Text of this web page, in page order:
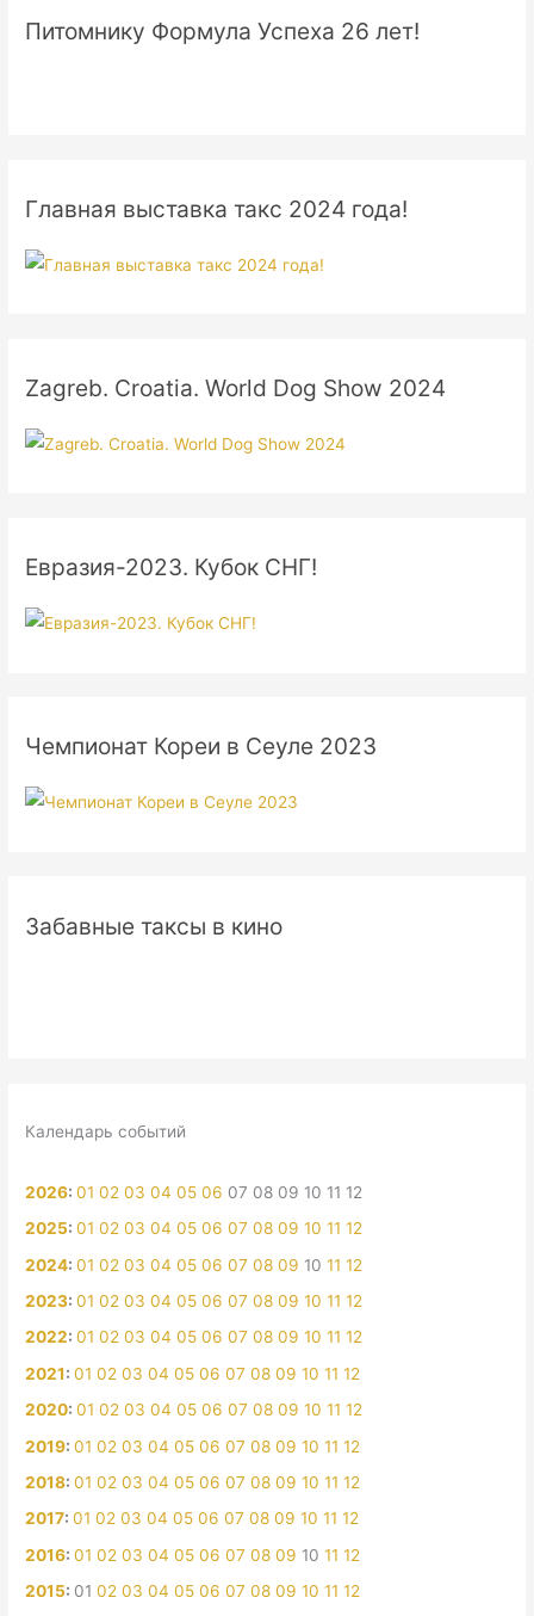
Питомнику Формула Успеха 26 лет!
Главная выставка такс 2024 года!
Zagreb. Croatia. World Dog Show 2024
Евразия-2023. Кубок СНГ!
Чемпионат Кореи в Сеуле 2023
Забавные таксы в кино
Календарь событий
2026:01 02 03 04 05 06 07 08 09 10 11 12
2025:01 02 03 04 05 06 07 08 09 10 11 12
2024:01 02 03 04 05 06 07 08 09 10 11 12
2023:01 02 03 04 05 06 07 08 09 10 11 12
2022:01 02 03 04 05 06 07 08 09 10 11 12
2021:01 02 03 04 05 06 07 08 09 10 11 12
2020:01 02 03 04 05 06 07 08 09 10 11 12
2019:01 02 03 04 05 06 07 08 09 10 11 12
2018:01 02 03 04 05 06 07 08 09 10 11 12
2017:01 02 03 04 05 06 07 08 09 10 11 12
2016:01 02 03 04 05 06 07 08 09 10 11 12
2015: 01 02 03 04 05 06 07 08 09 10 11 12